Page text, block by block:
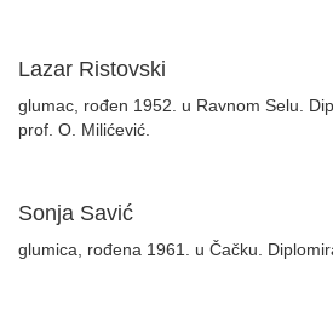
Lazar Ristovski
glumac, rođen 1952. u Ravnom Selu.
prof. O. Milićević.
Sonja Savić
glumica, rođena 1961. u Čačku.